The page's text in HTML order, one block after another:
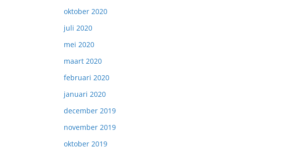
oktober 2020
juli 2020
mei 2020
maart 2020
februari 2020
januari 2020
december 2019
november 2019
oktober 2019